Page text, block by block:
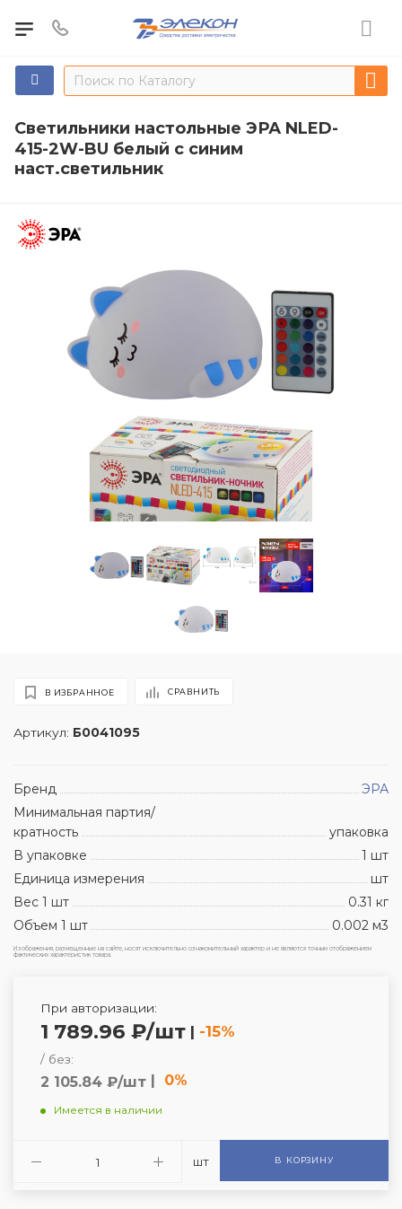
Светильники настольные ЭРА NLED-
415-2W-BU белый с синим
наст.светильник
Артикул: Б0041095
В ИЗБРАННОЕ СРАВНИТЬ
Бренд
ЭРА
Минимальная партия/
кратность
упаковка
В упаковке
1 шт
Единица измерения
шт
Вес 1 шт
0.31 кг
Объем 1 шт
0.002 м3
Изображения, размещенные на сайте, носят исключительно ознакомительный характер и не являются точным отображением
фактических характеристик товара.
При авторизации:
1 789.96 ₽/шт | -15%
/ без:
2 105.84 ₽/шт 0%
Имеется в наличии
шт В КОРЗИНУ